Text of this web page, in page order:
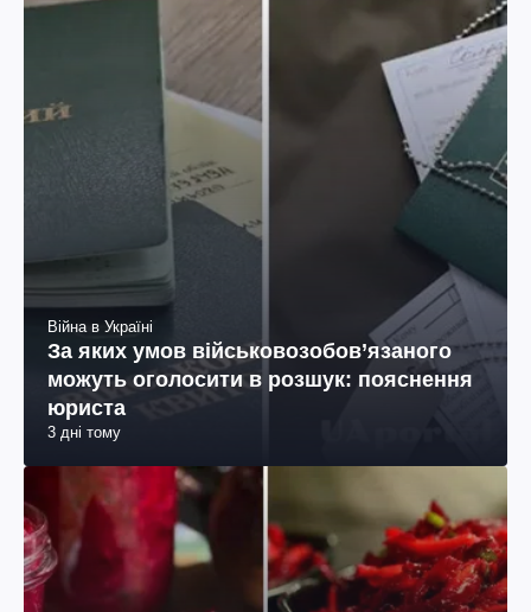
Війна в Україні
За яких умов військовозобов’язаного
можуть оголосити в розшук: пояснення
юриста
3 дні тому